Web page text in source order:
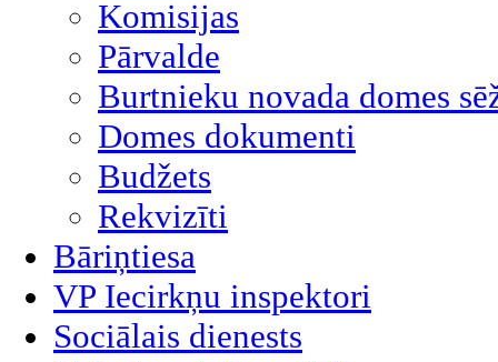
Komisijas
Pārvalde
Burtnieku novada domes
Domes dokumenti
Budžets
Rekvizīti
Bāriņtiesa
VP Iecirkņu inspektori
Sociālais dienests